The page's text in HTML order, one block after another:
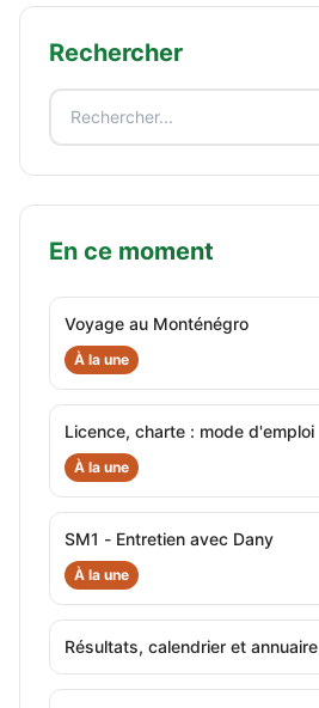
Rechercher
En ce moment
Voyage au Monténégro
À la une
Licence, charte : mode d'emploi
À la une
SM1 - Entretien avec Dany
À la une
Résultats, calendrier et annuaire